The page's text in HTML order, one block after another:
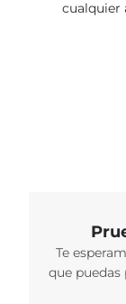
cualquier
Te
que